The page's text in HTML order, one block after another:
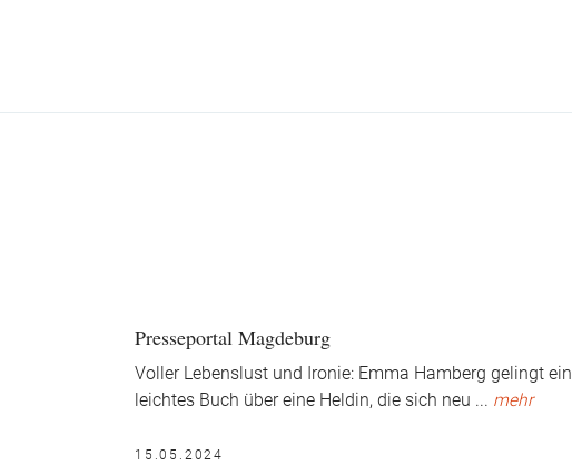
Presseportal Magdeburg
Voller Lebenslust und Ironie: Emma Hamberg gelingt ein
leichtes Buch über eine Heldin, die sich neu ... mehr
15.05.2024